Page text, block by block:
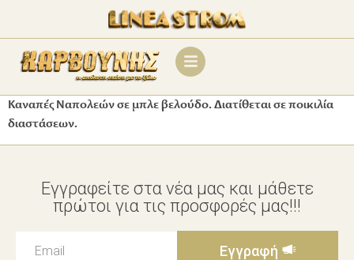
Καναπές Ναπολεών σε μπλε βελούδο. Διατίθεται σε ποικιλία
διαστάσεων.
Εγγραφείτε στα νέα μας και μάθετε
πρώτοι για τις προσφορές μας!!!
Εγγραφή